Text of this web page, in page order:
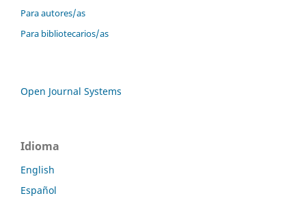
Para autores/as
Para bibliotecarios/as
Open Journal Systems
Idioma
English
Español